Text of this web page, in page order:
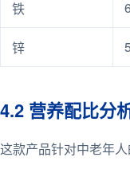
铁
锌
4.2 营养配比分
这款产品针对中老年人